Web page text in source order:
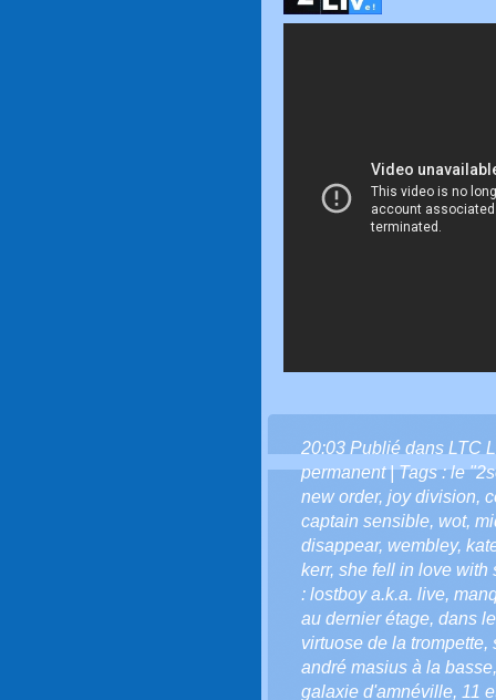
20:03 Publié dans LTC
permanent| Tags :le
new order, joy division,
captain sensible, wot,
disappear, wembley,
kerr, she fell in love with
: lostboy a.k.a. live,
au dernier étage, dans
virtuose de la trompette,
andré masius à la basse
galaxie d'amnéville, 11